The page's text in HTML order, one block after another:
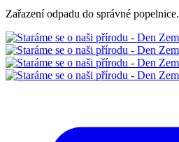
Zařazení odpadu do správné popelnice.